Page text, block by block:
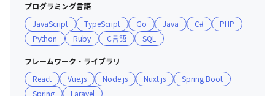
CI/CD、テスト自動化、デプロイ自動化、監視・ログ設計
など開発生産性を高める環境整備
使用技術：
GitHub Actions、AWS CodeDeploy、Terraform、
CloudFormation、CloudWatch、Datadog、Jest、
Playwright
プログラミング言語
JavaScript
TypeScript Go Java C#
PHP
Python
Ruby C言語 SQL
フレームワーク・ライブラリ
React
Vue.js Node.js Nuxt.js
Spring Boot
Spring
Laravel